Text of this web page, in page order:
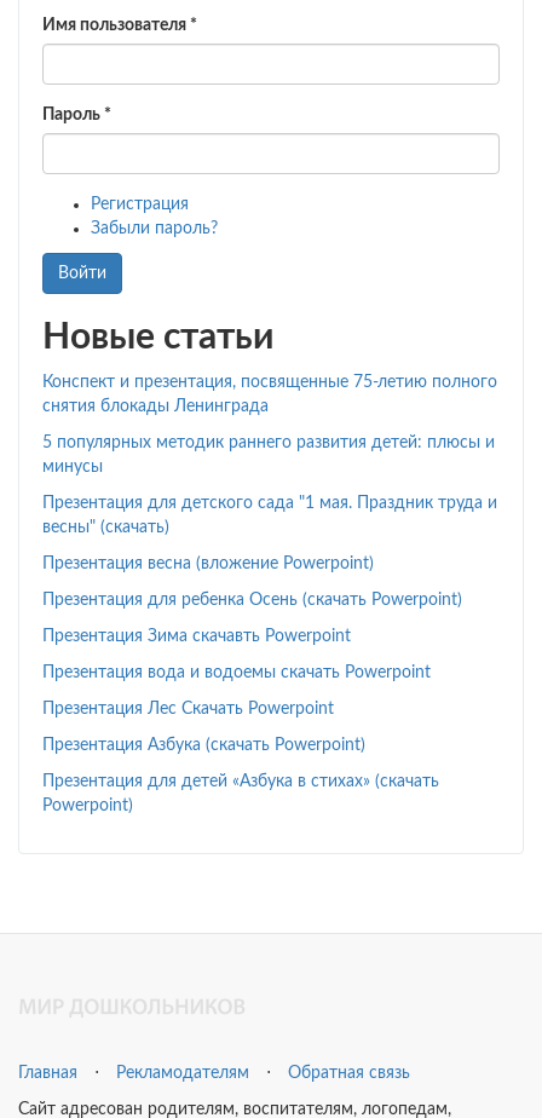
Имя пользователя *
Пароль *
Регистрация
Забыли пароль?
Войти
Новые статьи
Конспект и презентация, посвященные 75-летию полного
снятия блокады Ленинграда
5 популярных методик раннего развития детей: плюсы и
минусы
Презентация для детского сада "1 мая. Праздник труда и
весны" (скачать)
Презентация весна (вложение Powerpoint)
Презентация для ребенка Осень (скачать Powerpoint)
Презентация Зима скачавть Powerpoint
Презентация вода и водоемы скачать Powerpoint
Презентация Лес Скачать Powerpoint
Презентация Азбука (скачать Powerpoint)
Презентация для детей «Азбука в стихах» (скачать
Powerpoint)
Главная ⋅ Рекламодателям ⋅ Обратная связь
Сайт адресован родителям, воспитателям, логопедам,